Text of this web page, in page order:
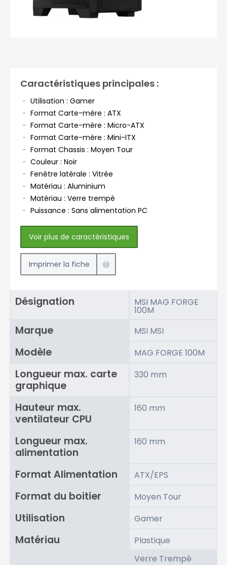
Caractéristiques principales :
Utilisation : Gamer
Format Carte-mère : ATX
Format Carte-mère : Micro-ATX
Format Carte-mère : Mini-ITX
Format Chassis : Moyen Tour
Couleur : Noir
Fenêtre latérale : Vitrée
Matériau : Aluminium
Matériau : Verre trempé
Puissance : Sans alimentation PC
Voir plus de caractéristiques
Imprimer la fiche
Désignation MSI MAG FORGE
100M
Marque MSI MSI
Modèle MAG FORGE 100M
Longueur max. carte
graphique
330 mm
Hauteur max.
ventilateur CPU
160 mm
Longueur max.
alimentation
160 mm
Format Alimentation ATX/EPS
Format du boitier Moyen Tour
Utilisation Gamer
Matériau
Plastique
Verre Trempé